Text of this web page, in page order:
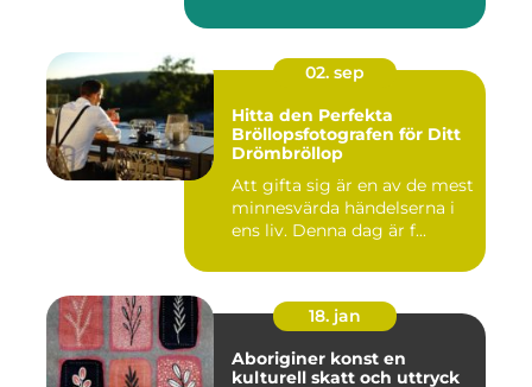
02. sep
Hitta den Perfekta
Bröllopsfotografen för Ditt
Drömbröllop
Att gifta sig är en av de mest
minnesvärda händelserna i
ens liv. Denna dag är f...
18. jan
Aboriginer konst en
kulturell skatt och uttryck